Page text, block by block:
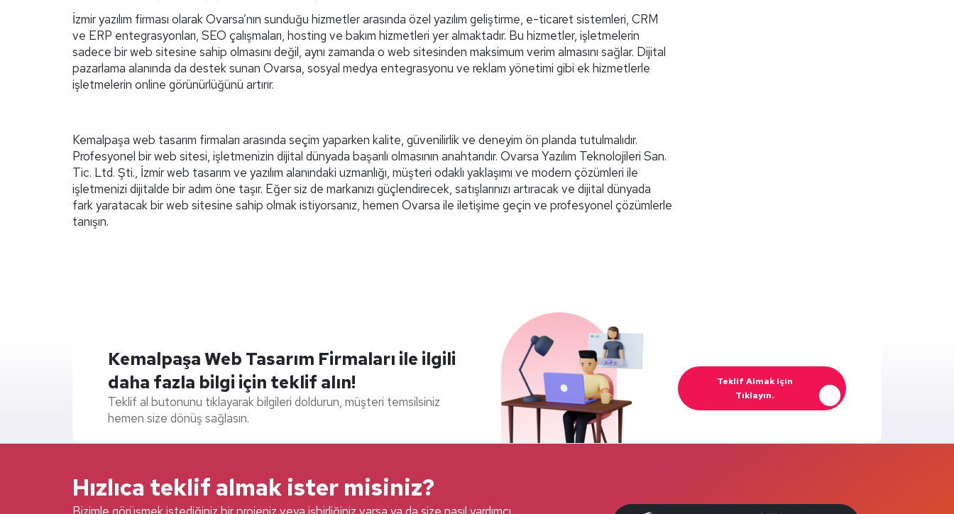
İzmir yazılım firması olarak Ovarsa’nın sunduğu hizmetler arasında özel yazılım geliştirme, e-ticaret sistemleri, CRM
ve ERP entegrasyonları, SEO çalışmaları, hosting ve bakım hizmetleri yer almaktadır. Bu hizmetler, işletmelerin
sadece bir web sitesine sahip olmasını değil, aynı zamanda o web sitesinden maksimum verim almasını sağlar. Dijital
pazarlama alanında da destek sunan Ovarsa, sosyal medya entegrasyonu ve reklam yönetimi gibi ek hizmetlerle
işletmelerin online görünürlüğünü artırır.
Kemalpaşa web tasarım firmaları arasında seçim yaparken kalite, güvenilirlik ve deneyim ön planda tutulmalıdır.
Profesyonel bir web sitesi, işletmenizin dijital dünyada başarılı olmasının anahtarıdır. Ovarsa Yazılım Teknolojileri San.
Tic. Ltd. Şti., İzmir web tasarım ve yazılım alanındaki uzmanlığı, müşteri odaklı yaklaşımı ve modern çözümleri ile
işletmenizi dijitalde bir adım öne taşır. Eğer siz de markanızı güçlendirecek, satışlarınızı artıracak ve dijital dünyada
fark yaratacak bir web sitesine sahip olmak istiyorsanız, hemen Ovarsa ile iletişime geçin ve profesyonel çözümlerle
tanışın.
Kemalpaşa Web Tasarım Firmaları ile ilgili
daha fazla bilgi için teklif alın!
Teklif al butonunu tıklayarak bilgileri doldurun, müşteri temsilsiniz
hemen size dönüş sağlasın.
Teklif Almak Için
Tıklayın.
Hızlıca teklif almak ister misiniz?